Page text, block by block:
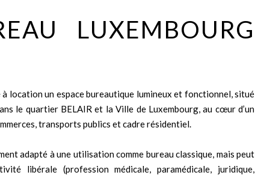
LUXEMBOURG
location un espace bureautique lumineux et fonctionnel, situé
le quartier BELAIR et la Ville de Luxembourg, au cœur d’un
transports publics et cadre résidentiel.
adapté à une utilisation comme bureau classique, mais peut
libérale (profession médicale, paramédicale, juridique,